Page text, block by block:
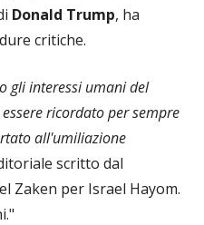
Donald Trump, ha
critiche.
gli interessi umani del
ricordato per sempre
all'umiliazione
scritto dal
Zaken per Israel Hayom.